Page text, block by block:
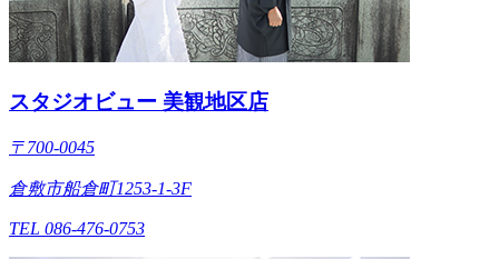
スタジオビュー 美観地区店
〒700-0045
倉敷市船倉町1253-1-3F
TEL 086-476-0753